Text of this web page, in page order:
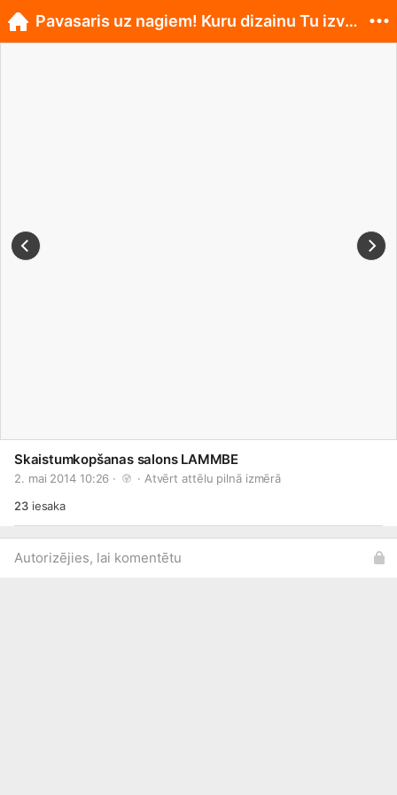
Skaistumkopšanas salons LAMMBE
2. mai 2014 10:26 · · Atvērt attēlu pilnā izmērā
23iesaka
Autorizējies, lai komentētu
Pavasaris uz nagiem! Kuru dizainu Tu izvēlies?